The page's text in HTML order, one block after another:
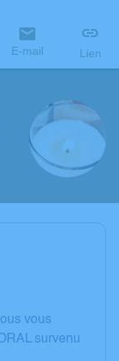
E-mail Lien
vous
survenu